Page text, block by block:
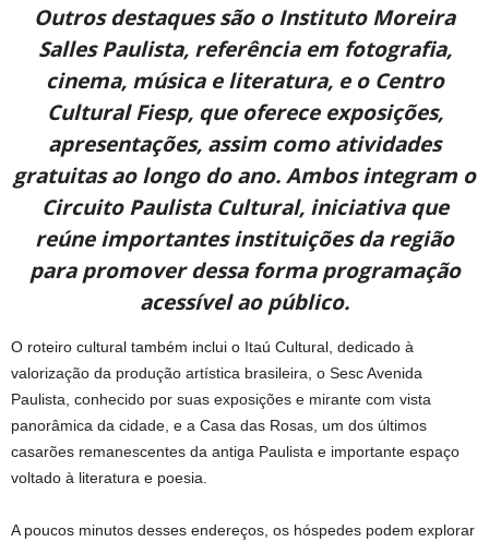
Outros destaques são o Instituto Moreira
Salles Paulista, referência em fotografia,
cinema, música e literatura, e o Centro
Cultural Fiesp, que oferece exposições,
apresentações, assim como atividades
gratuitas ao longo do ano. Ambos integram o
Circuito Paulista Cultural, iniciativa que
reúne importantes instituições da região
para promover dessa forma programação
acessível ao público.
O roteiro cultural também inclui o Itaú Cultural, dedicado à
valorização da produção artística brasileira, o Sesc Avenida
Paulista, conhecido por suas exposições e mirante com vista
panorâmica da cidade, e a Casa das Rosas, um dos últimos
casarões remanescentes da antiga Paulista e importante espaço
voltado à literatura e poesia.
A poucos minutos desses endereços, os hóspedes podem explorar